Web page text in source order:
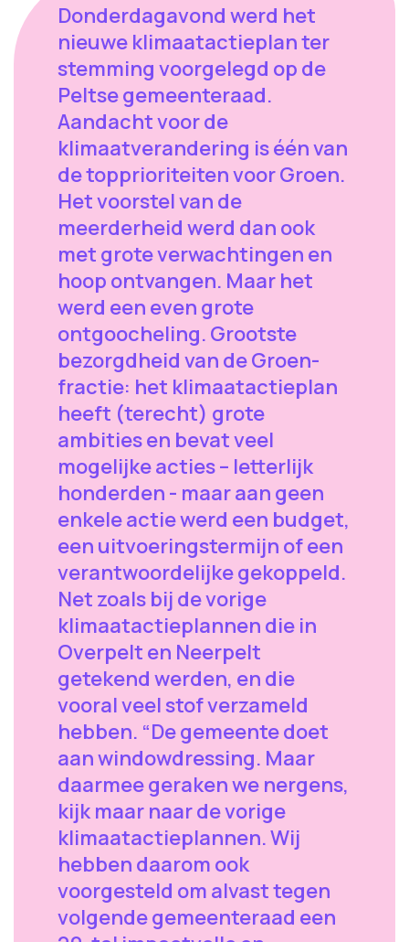
Donderdagavond werd het
nieuwe klimaatactieplan ter
stemming voorgelegd op de
Peltse gemeenteraad.
Aandacht voor de
klimaatverandering is één van
de topprioriteiten voor Groen.
Het voorstel van de
meerderheid werd dan ook
met grote verwachtingen en
hoop ontvangen. Maar het
werd een even grote
ontgoocheling. Grootste
bezorgdheid van de Groen-
fractie: het klimaatactieplan
heeft (terecht) grote
ambities en bevat veel
mogelijke acties – letterlijk
honderden - maar aan geen
enkele actie werd een budget,
een uitvoeringstermijn of een
verantwoordelijke gekoppeld.
Net zoals bij de vorige
klimaatactieplannen die in
Overpelt en Neerpelt
getekend werden, en die
vooral veel stof verzameld
hebben. “De gemeente doet
aan windowdressing. Maar
daarmee geraken we nergens,
kijk maar naar de vorige
klimaatactieplannen. Wij
hebben daarom ook
voorgesteld om alvast tegen
volgende gemeenteraad een